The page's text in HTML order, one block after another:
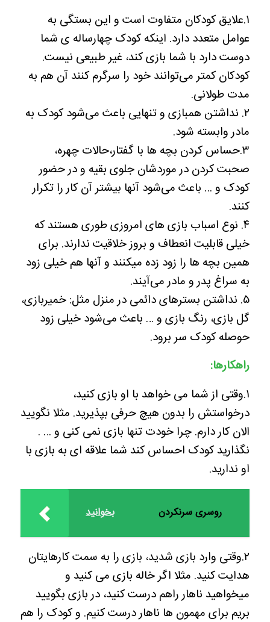
۱.علایق کودکان متفاوت است و این بستگی به
عوامل متعدد دارد. اینکه کودک چهارساله ی شما
دوست دارد با شما بازی کند، غیر طبیعی نیست.
کودکان کمتر می‌توانند خود را سرگرم کنند آن هم به
مدت طولانی.
۲. نداشتن همبازی و تنهایی باعث می‌شود کودک به
مادر وابسته شود.
۳.حساس کردن بچه ها با گفتار،حالات چهره،
صحبت کردن در موردشان جلوی بقیه و در حضور
کودک و … باعث می‌شود آنها بیشتر آن کار را تکرار
کنند.
۴. نوع اسباب بازی های امروزی طوری هستند که
خیلی قابلیت انعطاف و بروز خلاقیت ندارند. برای
همین بچه ها را زود زده میکنند و آنها هم خیلی زود
به سراغ پدر و مادر می‌آیند.
۵. نداشتن بسترهای دائمی در منزل مثل: خمیربازی،
گل بازی، رنگ بازی و … باعث می‌شود خیلی زود
حوصله کودک سر برود.
راهکارها:
۱.وقتی از شما می خواهد با او بازی کنید،
درخواستش را بدون هیچ حرفی بپذیرید. مثلا نگویید
الان کار دارم. چرا خودت تنها بازی نمی کنی و … .
نگذارید کودک احساس کند شما علاقه ای به بازی با
او ندارید.
بخوانید روسری سرنکردن
۲.وقتی وارد بازی شدید، بازی را به سمت کارهایتان
هدایت کنید. مثلا اگر خاله بازی می کنید و
میخواهید ناهار راهم درست کنید، در بازی بگویید
بریم برای مهمون ها ناهار درست کنیم. و کودک را هم